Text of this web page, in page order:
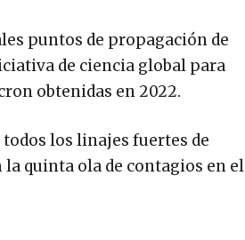
puntos de propagación de
de ciencia global para
obtenidas en 2022.
todos los linajes fuertes de
la quinta ola de contagios en el